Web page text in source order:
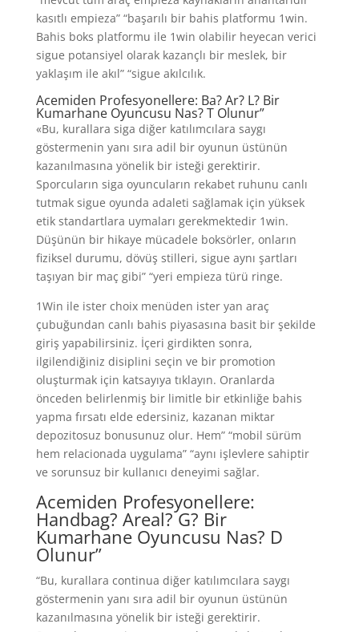
kasıtlı empieza” “başarılı bir bahis platformu 1win.
Bahis boks platformu ile 1win olabilir heyecan verici
sigue potansiyel olarak kazançlı bir meslek, bir
yaklaşım ile akıl” “sigue akılcılık.
Acemiden Profesyonellere: Ba? Ar? L? Bir
Kumarhane Oyuncusu Nas? T Olunur”
«Bu, kurallara siga diğer katılımcılara saygı
göstermenin yanı sıra adil bir oyunun üstünün
kazanılmasına yönelik bir isteği gerektirir.
Sporcuların siga oyuncuların rekabet ruhunu canlı
tutmak sigue oyunda adaleti sağlamak için yüksek
etik standartlara uymaları gerekmektedir 1win.
Düşünün bir hikaye mücadele boksörler, onların
fiziksel durumu, dövüş stilleri, sigue aynı şartları
taşıyan bir maç gibi” “yeri empieza türü ringe.
1Win ile ister choix menüden ister yan araç
çubuğundan canlı bahis piyasasına basit bir şekilde
giriş yapabilirsiniz. İçeri girdikten sonra,
ilgilendiğiniz disiplini seçin ve bir promotion
oluşturmak için katsayıya tıklayın. Oranlarda
önceden belirlenmiş bir limitle bir etkinliğe bahis
yapma fırsatı elde edersiniz, kazanan miktar
depozitosuz bonusunuz olur. Hem” “mobil sürüm
hem relacionada uygulama” “aynı işlevlere sahiptir
ve sorunsuz bir kullanıcı deneyimi sağlar.
Acemiden Profesyonellere:
Handbag? Areal? G? Bir
Kumarhane Oyuncusu Nas? D
Olunur”
“Bu, kurallara continua diğer katılımcılara saygı
göstermenin yanı sıra adil bir oyunun üstünün
kazanılmasına yönelik bir isteği gerektirir.